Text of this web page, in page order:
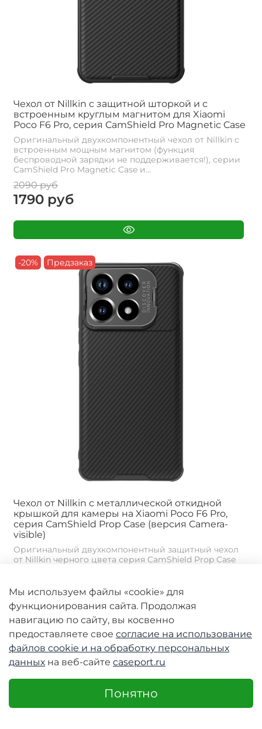
Чехол от Nillkin с защитной шторкой и с
встроенным круглым магнитом для Xiaomi
Poco F6 Pro, серия CamShield Pro Magnetic Case
Оригинальный двухкомпонентный чехол от Nillkin с
встроенным мощным магнитом (функция
беспроводной зарядки не поддерживается!), серии
CamShield Pro Magnetic Case и...
2090 руб
1790 руб
-20% Предзаказ
Чехол от Nillkin с металлической откидной
крышкой для камеры на Xiaomi Poco F6 Pro,
серия CamShield Prop Case (версия Camera-
visible)
Оригинальный двухкомпонентный защитный чехол
от Nillkin черного цвета серия CamShield Prop Case
2990 руб
2390 руб
Мы используем файлы «cookie» для
функционирования сайта. Продолжая
навигацию по сайту, вы косвенно
предоставляете свое согласие на использование
файлов cookie и на обработку персональных
данных на веб-сайте caseport.ru
Понятно